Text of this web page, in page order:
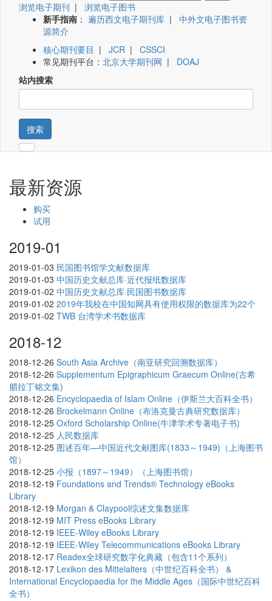
浏览电子期刊 | 浏览电子图书
新手指南 ： 遍历西文电子期刊库 | 中外文电子图书资
源简介
核心期刊要目 | JCR | CSSCI
常见期刊平台： 北京大学期刊网 | DOAJ
站内搜索
搜索
最新资源
购买
试用
2019-01
2019-01-03 民国图书馆学文献数据库
2019-01-03 中国历史文献总库·近代报纸数据库
2019-01-02 中国历史文献总库·民国图书数据库
2019-01-02 2019年我校在中国知网具有使用权限的数据库为22个
2019-01-02 TWB 台湾学术书数据库
2018-12
2018-12-26 South Asia Archive（南亚研究回溯数据库）
2018-12-26 Supplementum Epigraphicum Graecum Online(古希
腊拉丁铭文集)
2018-12-26 Encyclopaedia of Islam Online（伊斯兰大百科全书）
2018-12-26 Brockelmann Online（布洛克曼古典研究数据库）
2018-12-25 Oxford Scholarship Online(牛津学术专著电子书)
2018-12-25 人民数据库
2018-12-25 图述百年—中国近代文献图库(1833～1949)（上海图书
馆）
2018-12-25 小报（1897～1949）（上海图书馆）
2018-12-19 Foundations and Trends® Technology eBooks
Library
2018-12-19 Morgan & Claypool综述文集数据库
2018-12-19 MIT Press eBooks Library
2018-12-19 IEEE-Wiley eBooks Library
2018-12-19 IEEE-Wiley Telecommunications eBooks Library
2018-12-17 Readex全球研究数字化典藏（包含11个系列）
2018-12-17 Lexikon des Mittelalters（中世纪百科全书） &
International Encyclopaedia for the Middle Ages（国际中世纪百科
全书）